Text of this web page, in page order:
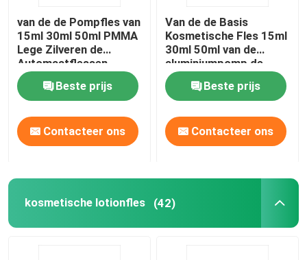
Lege Eyelinerfles
Het Geval van de oogschaduwmake-up
lege mascarabuis
Shampoo en veredelingsmiddelfles
van de de Pompfles van
15ml 30ml 50ml PMMA
Lege Zilveren de
Automaatflessen
Zonder lucht Zonder
lucht
Beste prijs
Contacteer ons
Van de de Basis
Kosmetische Fles 15ml
30ml 50ml van de
aluminiumpomp de
Pompfles Zonder lucht
Zonder luchtBeste prijs
Contacteer ons
kosmetische lotionfles (42)